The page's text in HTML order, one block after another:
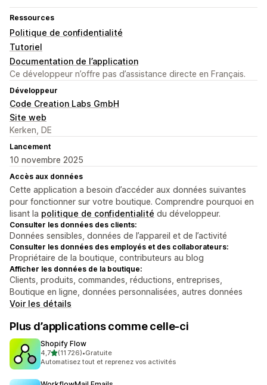
Ressources
Politique de confidentialité
Tutoriel
Documentation de l’application
Ce développeur n’offre pas d’assistance directe en Français.
Développeur
Code Creation Labs GmbH
Site web
Kerken, DE
Lancement
10 novembre 2025
Accès aux données
Cette application a besoin d’accéder aux données suivantes
pour fonctionner sur votre boutique. Comprendre pourquoi en
lisant la politique de confidentialité du développeur.
Consulter les données des clients:
Données sensibles, données de l’appareil et de l’activité
Consulter les données des employés et des collaborateurs:
Propriétaire de la boutique, contributeurs au blog
Afficher les données de la boutique:
Clients, produits, commandes, réductions, entreprises,
Boutique en ligne, données personnalisées, autres données
Voir les détails
Plus d’applications comme celle-ci
Shopify Flow
4,7étoile(s) sur 5
(11 726)
11726 avis au total
•Gratuite
Automatisez tout et reprenez vos activités